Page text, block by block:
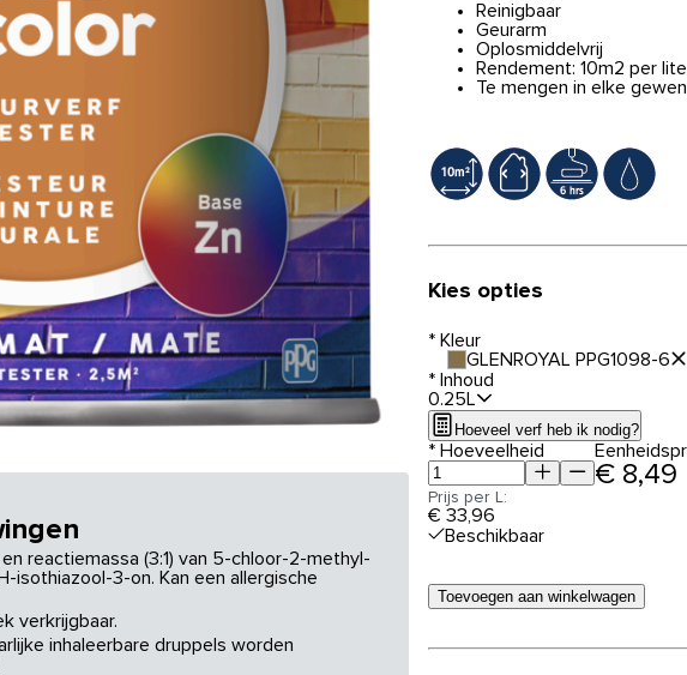
reactiemassa (3:1) van 5-chloor-2-methyl-
isothiazool-3-on. Kan een allergische
verkrijgbaar.
inhaleerbare druppels worden
Reinigbaar
Geurarm
Oplosmiddelvrij
Rendement: 10m2 per
Te mengen in elke
Kies opties
* Kleur
GLENROYAL PPG1098-6
* Inhoud
0.25L
Hoeveel verf heb ik nodig?
* Hoeveelheid
€ 8,49
Prijs per L:
€ 33,96
Beschikbaar
Toevoegen aan winkelwagen